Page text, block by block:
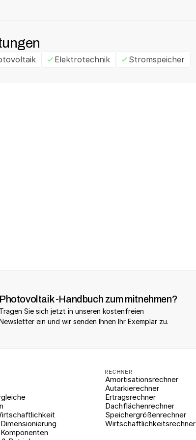
Elektrotechnik Stromspeicher
Photovoltaik -Handbuch zum mitnehmen?
Tragen Sie sich jetzt in unseren kostenfreien
ein und wir senden Ihnen Ihr Exemplar zu.
RECHNER
Amortisationsrechner
Autarkierechner
Ertragsrechner
Dachflächenrechner
Speichergrößenrechner
Wirtschaftlichkeitsrechner